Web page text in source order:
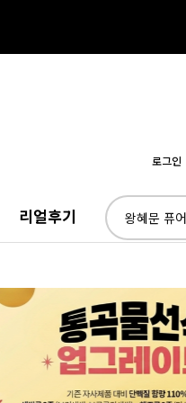
로그인
리얼후기